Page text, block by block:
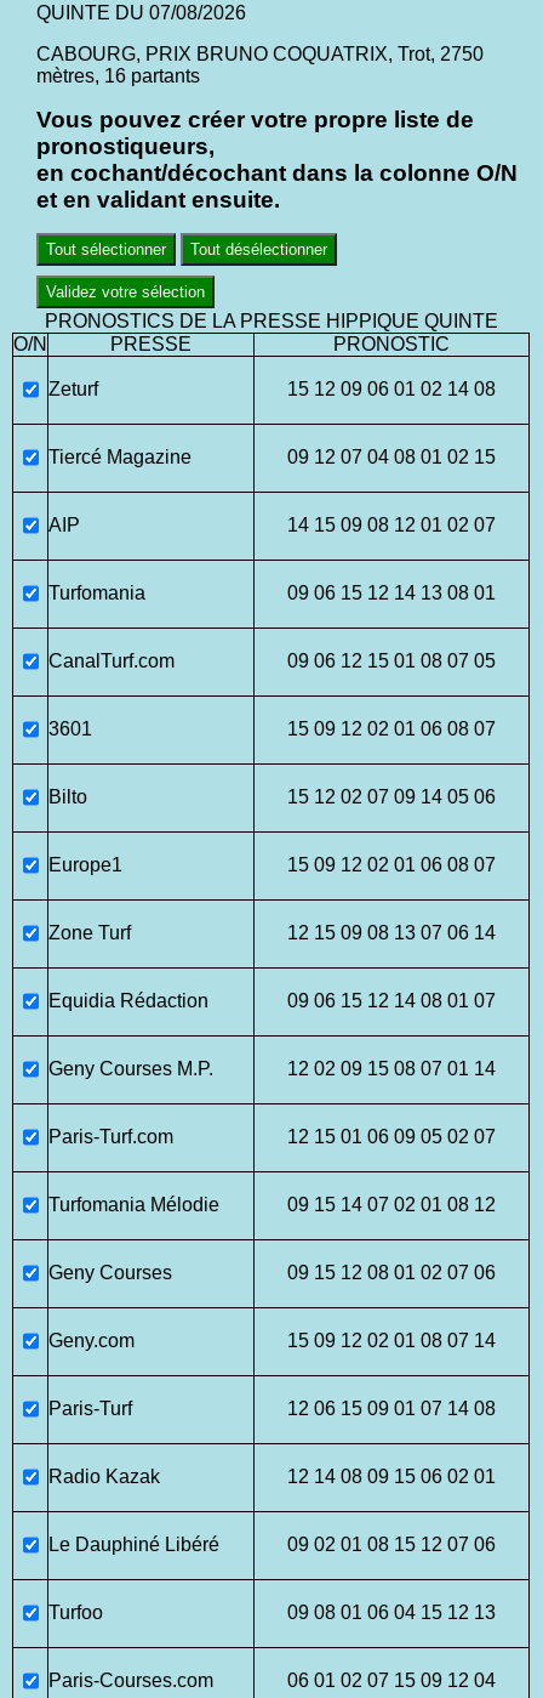
QUINTE DU 07/08/2026
CABOURG, PRIX BRUNO COQUATRIX, Trot, 2750
mètres, 16 partants
Vous pouvez créer votre propre liste de
pronostiqueurs,
en cochant/décochant dans la colonne O/N
et en validant ensuite.
Tout sélectionner Tout désélectionner
Validez votre sélection
PRONOSTICS DE LA PRESSE HIPPIQUE QUINTE
O/N
PRESSE PRONOSTIC
Zeturf 15 12 09 06 01 02 14 08
Tiercé Magazine 09 12 07 04 08 01 02 15
AIP 14 15 09 08 12 01 02 07
Turfomania 09 06 15 12 14 13 08 01
CanalTurf.com 09 06 12 15 01 08 07 05
3601 15 09 12 02 01 06 08 07
Bilto 15 12 02 07 09 14 05 06
Europe1 15 09 12 02 01 06 08 07
Zone Turf 12 15 09 08 13 07 06 14
Equidia Rédaction 09 06 15 12 14 08 01 07
Geny Courses M.P. 12 02 09 15 08 07 01 14
Paris-Turf.com 12 15 01 06 09 05 02 07
Turfomania Mélodie 09 15 14 07 02 01 08 12
Geny Courses 09 15 12 08 01 02 07 06
Geny.com 15 09 12 02 01 08 07 14
Paris-Turf 12 06 15 09 01 07 14 08
Radio Kazak 12 14 08 09 15 06 02 01
Le Dauphiné Libéré 09 02 01 08 15 12 07 06
Turfoo 09 08 01 06 04 15 12 13
Paris-Courses.com 06 01 02 07 15 09 12 04